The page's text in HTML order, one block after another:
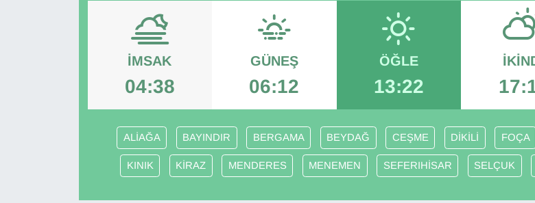
İMSAK
04:38
GÜNEŞ
06:12
ÖĞLE
13:22
ALİAĞA BAYINDIR BERGAMA BEYDAĞ CEŞME DİKİLİ FOÇA
KINIK KİRAZ MENDERES MENEMEN SEFERIHİSAR SELÇUK